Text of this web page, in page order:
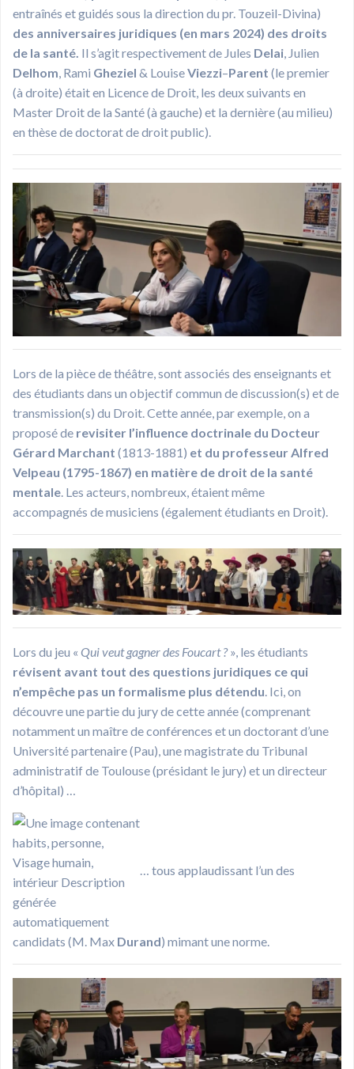
entraînés et guidés sous la direction du pr. Touzeil-Divina)
des anniversaires juridiques (en mars 2024) des droits
de la santé. Il s’agit respectivement de Jules Delai, Julien
Delhom, Rami Gheziel & LouiseViezzi–Parent (le premier
(à droite) était en Licence de Droit, les deux suivants en
Master Droit de la Santé (à gauche) et la dernière (au milieu)
en thèse de doctorat de droit public).
Lors de la pièce de théâtre, sont associés des enseignants et
des étudiants dans un objectif commun de discussion(s) et de
transmission(s) du Droit. Cette année, par exemple, on a
proposé de revisiter l’influence doctrinale du Docteur
Gérard Marchant (1813-1881) et du professeur Alfred
Velpeau (1795-1867) en matière de droit de la santé
mentale. Les acteurs, nombreux, étaient même
accompagnés de musiciens (également étudiants en Droit).
Lors du jeu « Qui veut gagner des Foucart ?», les étudiants
révisent avant tout des questions juridiques ce qui
n’empêche pas un formalisme plus détendu . Ici, on
découvre une partie du jury de cette année (comprenant
notamment un maître de conférences et un doctorant d’une
Université partenaire (Pau), une magistrate du Tribunal
administratif de Toulouse (présidant le jury) et un directeur
d’hôpital) …
… tous applaudissant l’un des
candidats (M. Max Durand) mimant une norme.